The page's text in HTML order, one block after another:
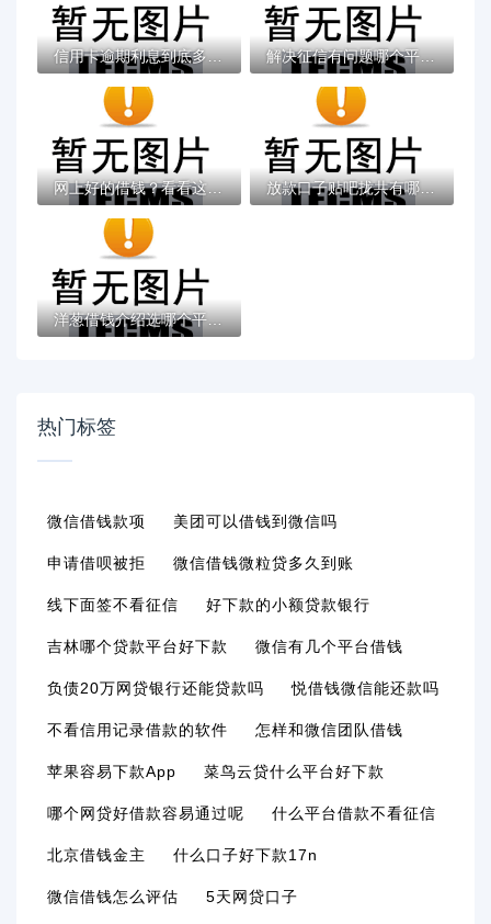
信用卡逾期利息到底多高？手把手教你算清违... 解决征信有问题哪个平台可以放款的5个苏州黑...
网上好的借钱？看看这5个贷款平台有没有能下... 放款口子贴吧拢共有哪些选择？10个2025放款...
洋葱借钱介绍选哪个平台？6个不用面签和芝麻...
热门标签
微信借钱款项 美团可以借钱到微信吗
申请借呗被拒 微信借钱微粒贷多久到账
线下面签不看征信 好下款的小额贷款银行
吉林哪个贷款平台好下款 微信有几个平台借钱
负债20万网贷银行还能贷款吗 悦借钱微信能还款吗
不看信用记录借款的软件 怎样和微信团队借钱
苹果容易下款app 菜鸟云贷什么平台好下款
哪个网贷好借款容易通过呢 什么平台借款不看征信
北京借钱金主 什么口子好下款17n
微信借钱怎么评估 5天网贷口子